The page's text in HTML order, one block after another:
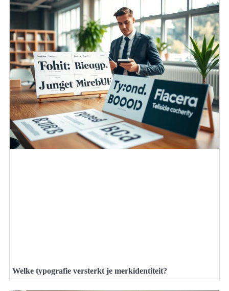
Welke typografie versterkt je merkidentiteit?